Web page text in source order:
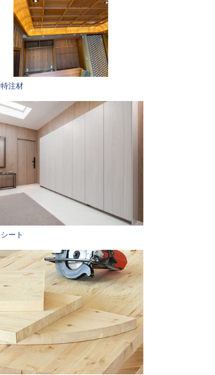
注材
ート